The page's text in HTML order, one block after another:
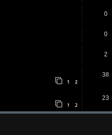
0
0
2
1 2
38
1 2
23